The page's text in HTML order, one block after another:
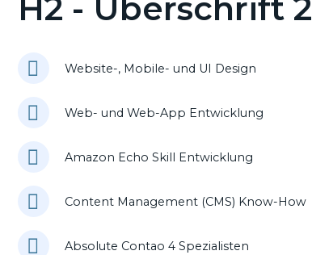
H2 - Überschrift 2
Website-, Mobile- und UI Design
Web- und Web-App Entwicklung
Amazon Echo Skill Entwicklung
Content Management (CMS) Know-How
Absolute Contao 4 Spezialisten